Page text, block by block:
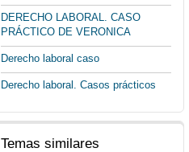
DERECHO LABORAL. CASO
PRÁCTICO DE VERONICA
Derecho laboral caso
Derecho laboral. Casos prácticos
Temas similares